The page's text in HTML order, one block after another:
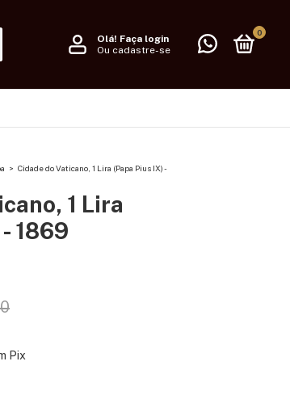
Olá! Faça login
Ou cadastre-se
0
> Cidade do Vaticano, 1 Lira (Papa Pius IX) -
1 Lira
1869
Pix